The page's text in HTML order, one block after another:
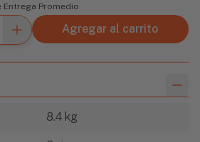
Entrega Promedio
Agregar al carrito
8.4 kg